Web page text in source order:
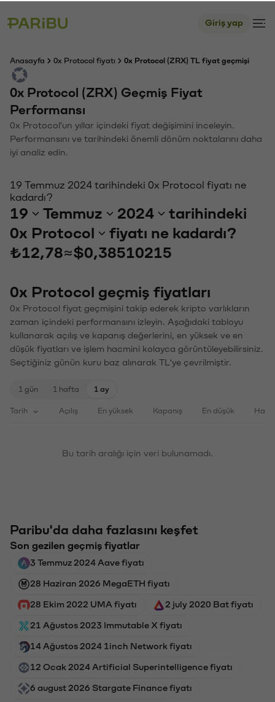
Giriş yap
Anasayfa 0x Protocol fiyatı 0x Protocol (ZRX) TL fiyat geçmişi
0x Protocol (ZRX) Geçmiş Fiyat
Performansı
0x Protocol'un yıllar içindeki fiyat değişimini inceleyin.
Performansını ve tarihindeki önemli dönüm noktalarını daha
iyi analiz edin.
19 Temmuz 2024 tarihindeki 0x Protocol fiyatı ne
kadardı?
19 Temmuz 2024
tarihindeki
0x Protocol
fiyatı ne kadardı?
₺12,78≈$0,38510215
0x Protocol geçmiş fiyatları
0x Protocol fiyat geçmişini takip ederek kripto varlıkların
zaman içindeki performansını izleyin. Aşağıdaki tabloyu
kullanarak açılış ve kapanış değerlerini, en yüksek ve en
düşük fiyatları ve işlem hacmini kolayca görüntüleyebilirsiniz.
Seçtiğiniz günün kuru baz alınarak TL'ye çevrilmiştir.
1 gün 1 hafta 1 ay
Tarih Açılış En yüksek Kapanış En düşük
Bu tarih aralığı için veri bulunamadı.
Paribu'da daha fazlasını keşfet
Son gezilen geçmiş fiyatlar
3 Temmuz 2024 Aave fiyatı
28 Haziran 2026 MegaETH fiyatı
28 Ekim 2022 UMA fiyatı 2 july 2020 Bat fiyatı
21 Ağustos 2023 Immutable X fiyatı
14 Ağustos 2024 1inch Network fiyatı
12 Ocak 2024 Artificial Superintelligence fiyatı
6 august 2026 Stargate Finance fiyatı